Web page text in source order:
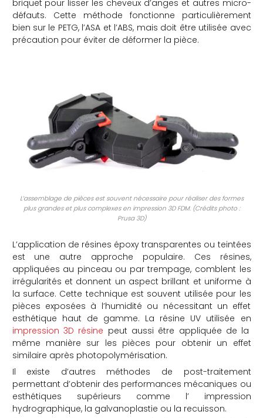
briquet pour lisser les cheveux d’anges et autres micro-
défauts. Cette méthode fonctionne particulièrement
bien sur le PETG, l’ASA et l’ABS, mais doit être utilisée avec
précaution pour éviter de déformer la pièce.
L’assemblage de pièces est souvent nécessaire pour réaliser des formes
plus grandes et plus complexes en impression 3D FDM. (Crédits photo :
Prusa 3D)
L’application de résines époxy transparentes ou teintées
est une autre approche populaire. Ces résines,
appliquées au pinceau ou par trempage, comblent les
irrégularités et donnent un aspect brillant et uniforme à
la surface. Cette technique est souvent utilisée pour les
pièces exposées à l’humidité ou nécessitant un effet
esthétique haut de gamme. La résine UV utilisée en
impression 3D résine peut aussi être appliquée de la
même manière sur les pièces pour obtenir un effet
similaire après photopolymérisation.
Il existe d’autres méthodes de post-traitement
permettant d’obtenir des performances mécaniques ou
esthétiques supérieurs comme l’ impression
hydrographique, la galvanoplastie ou la recuisson.